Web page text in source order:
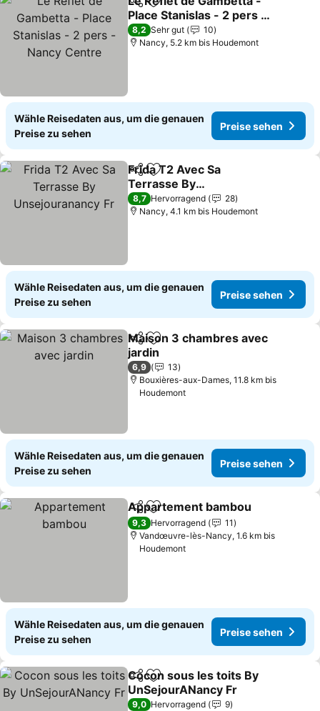
TeilenZu Favoriten hinzufügen
Place Stanislas - 2 pers -
Nancy Centre
8,2 Sehr gut
10
Nancy, 5.2 km bis Houdemont
Wähle Reisedaten aus, um die genauen
Preise zu sehen
Preise sehen
TeilenZu Favoriten hinzufügen
Frida T2 Avec Sa
Terrasse By
Unsejouranancy Fr
8,7 Hervorragend
28
Nancy, 4.1 km bis Houdemont
Wähle Reisedaten aus, um die genauen
Preise zu sehen
Preise sehen
TeilenZu Favoriten hinzufügen
Maison 3 chambres avec
jardin
6,9
13
Bouxières-aux-Dames, 11.8 km bis
Houdemont
Wähle Reisedaten aus, um die genauen
Preise zu sehen
Preise sehen
TeilenZu Favoriten hinzufügen
Appartement bambou
9,3 Hervorragend
11
Vandœuvre-lès-Nancy, 1.6 km bis
Houdemont
Wähle Reisedaten aus, um die genauen
Preise zu sehen
Preise sehen
TeilenZu Favoriten hinzufügen
Cocon sous les toits By
UnSejourANancy Fr
9,0 Hervorragend
9